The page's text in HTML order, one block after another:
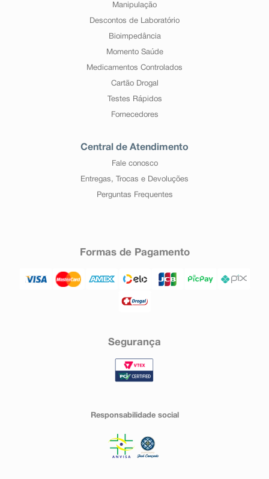
Manipulação
Descontos de Laboratório
Bioimpedância
Momento Saúde
Medicamentos Controlados
Cartão Drogal
Testes Rápidos
Fornecedores
Central de Atendimento
Fale conosco
Entregas, Trocas e Devoluções
Perguntas Frequentes
Formas de Pagamento
Segurança
Responsabilidade social